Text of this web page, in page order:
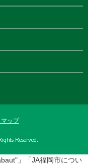
ップ
Reserved.
」「JA福岡市につい